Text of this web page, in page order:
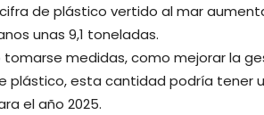
de plástico vertido al mar
unas 9,1 toneladas.
medidas, como mejorar la
plástico, esta cantidad podría tener
el año 2025.